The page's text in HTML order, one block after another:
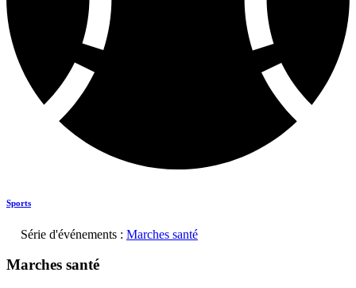
Sports
Série d'événements : Marches santé
Marches santé